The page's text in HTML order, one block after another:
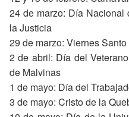
24 de marzo: Día Nacional
la Justicia
29 de marzo: Viernes
2 de abril: Día del
de Malvinas
1 de mayo: Día del
3 de mayo: Cristo de la